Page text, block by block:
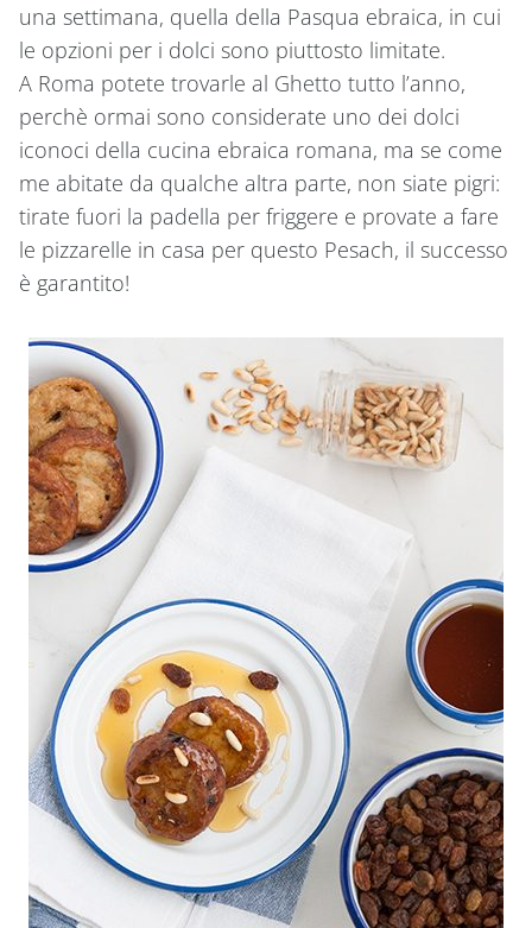
una settimana, quella della Pasqua ebraica, in cui
le opzioni per i dolci sono piuttosto limitate.
A Roma potete trovarle al Ghetto tutto l’anno,
perchè ormai sono considerate uno dei dolci
iconoci della cucina ebraica romana, ma se come
me abitate da qualche altra parte, non siate pigri:
tirate fuori la padella per friggere e provate a fare
le pizzarelle in casa per questo Pesach, il successo
è garantito!